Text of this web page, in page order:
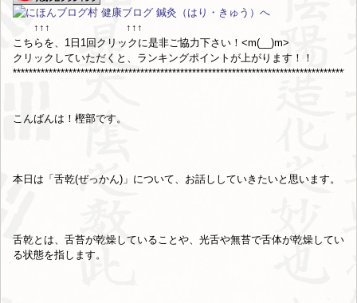
↑↑↑ ↑↑↑
こちらを、1日1回クリックに是非ご協力下さい！<m(__)m>
クリックしていただくと、ランキングポイントが上がります！！
こんばんは！樫部です。
本日は「舌乾(ぜっかん)」について、 お話ししていきたいと思います。
舌乾とは、舌苔が乾燥していることや、 光舌や無苔で舌体が乾燥してい
る状態を指します。